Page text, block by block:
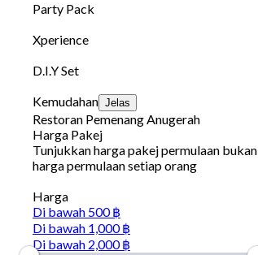
Party Pack
Xperience
D.I.Y Set
Kemudahan Jelas
Restoran Pemenang Anugerah
Harga Pakej
Tunjukkan harga pakej permulaan bukan
harga permulaan setiap orang
Harga
Di bawah 500 ฿
Di bawah 1,000 ฿
Di bawah 2,000 ฿